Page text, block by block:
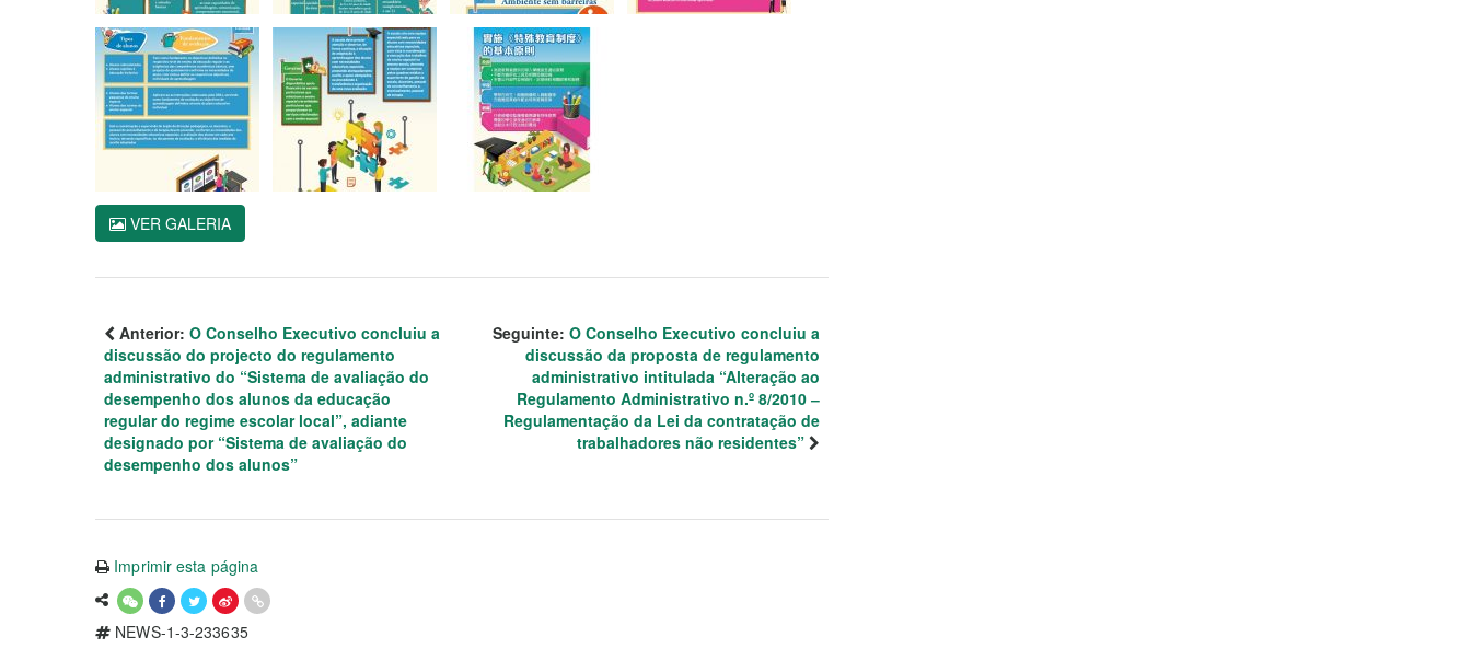
VER GALERIA
Anterior: O Conselho Executivo concluiu a
discussão do projecto do regulamento
administrativo do “Sistema de avaliação do
desempenho dos alunos da educação
regular do regime escolar local”, adiante
designado por “Sistema de avaliação do
desempenho dos alunos”
Seguinte: O Conselho Executivo concluiu a
discussão da proposta de regulamento
administrativo intitulada “Alteração ao
Regulamento Administrativo n.º 8/2010 ‒
Regulamentação da Lei da contratação de
trabalhadores não residentes”
Imprimir esta página
NEWS-1-3-233635